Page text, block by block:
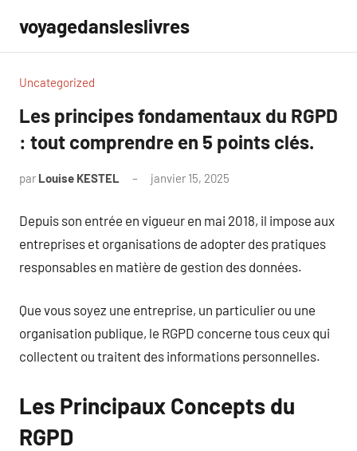
contenu
voyagedansleslivres
Uncategorized
Les principes fondamentaux du RGPD
: tout comprendre en 5 points clés.
par Louise KESTEL janvier 15, 2025
Depuis son entrée en vigueur en mai 2018, il impose aux
entreprises et organisations de adopter des pratiques
responsables en matière de gestion des données.
Que vous soyez une entreprise, un particulier ou une
organisation publique, le RGPD concerne tous ceux qui
collectent ou traitent des informations personnelles.
Les Principaux Concepts du
RGPD